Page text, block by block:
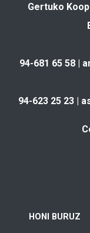
Gertuko
94-681 65 58 |
94-623 25 23 |
HONI BURUZ